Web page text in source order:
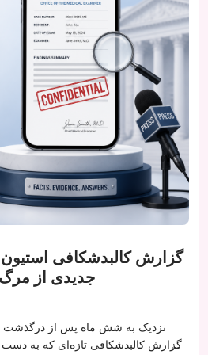
گزارش کالبدشکافی
جدیدی از
نزدیک به شش ماه پس از درگذشت
گزارش کالبدشکافی تازه‌ای که به